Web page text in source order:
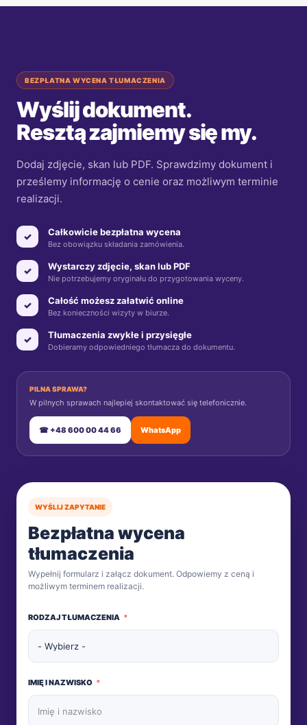
BEZPŁATNA WYCENA TŁUMACZENIA
Wyślij dokument.
Resztą zajmiemy się my.
Dodaj zdjęcie, skan lub PDF. Sprawdzimy dokument i
prześlemy informację o cenie oraz możliwym terminie
realizacji.
✓ Całkowicie bezpłatna wycena
Bez obowiązku składania zamówienia.
✓ Wystarczy zdjęcie, skan lub PDF
Nie potrzebujemy oryginału do przygotowania wyceny.
✓ Całość możesz załatwić online
Bez konieczności wizyty w biurze.
✓ Tłumaczenia zwykłe i przysięgłe
Dobieramy odpowiedniego tłumacza do dokumentu.
PILNA SPRAWA?
W pilnych sprawach najlepiej skontaktować się telefonicznie.
☎ +48 600 00 44 66 WhatsApp
WYŚLIJ ZAPYTANIE
Bezpłatna wycena
tłumaczenia
Wypełnij formularz i załącz dokument. Odpowiemy z ceną i
możliwym terminem realizacji.
RODZAJ TŁUMACZENIA
IMIĘ I NAZWISKO